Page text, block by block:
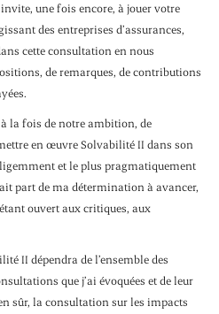
une fois encore, à jouer votre
des entreprises d’assurances,
cette consultation en nous
de remarques, de contributions
à la fois de notre ambition, de
en œuvre Solvabilité II dans son
et le plus pragmatiquement
part de ma détermination à avancer,
ouvert aux critiques, aux
II dépendra de l’ensemble des
que j’ai évoquées et de leur
sûr, la consultation sur les impacts